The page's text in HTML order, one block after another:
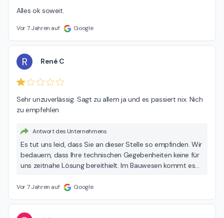
Alles ok soweit.
Vor 7 Jahren auf Google
R René C
Sehr unzuverlässig. Sagt zu allem ja und es passiert nix. Nich
zu empfehlen
Antwort des Unternehmens
Es tut uns leid, dass Sie an dieser Stelle so empfinden. Wir
bedauern, dass Ihre technischen Gegebenheiten keine für
uns zeitnahe Lösung bereithielt. Im Bauwesen kommt es
den Möglichkeiten und Kapazitäten des Handwerkers nicht
für Zukunft.
Vor 7 Jahren auf Google